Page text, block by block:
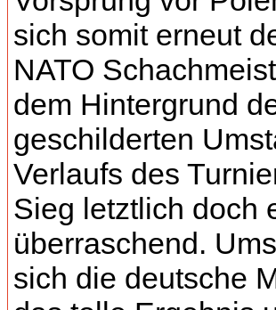
sich somit erneut
NATO
dem Hintergrund
geschilderten
Verlaufs des
Sieg letztlich doch
überraschend.
sich die deutsche